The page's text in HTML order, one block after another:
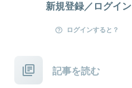
新規登録／ログイン
ログインすると？
記事を読む